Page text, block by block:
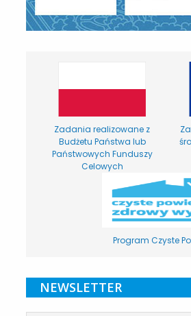
Zadania realizowane z
Budżetu Państwa lub
Państwowych Funduszy
Celowych
Program Czyste
NEWSLETTER